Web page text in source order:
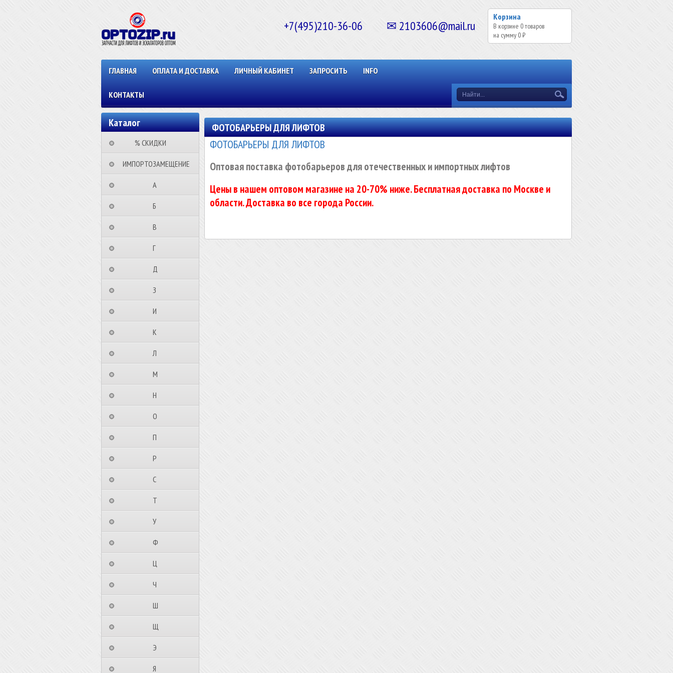
Корзина
В корзине 0товаров
на сумму 0 ₽
+7(495)210-36-06 ✉ 2103606@mail.ru
ГЛАВНАЯ ОПЛАТА И ДОСТАВКА ЛИЧНЫЙ КАБИНЕТ ЗАПРОСИТЬ INFO
КОНТАКТЫ
Каталог
⠀⠀⠀% СКИДКИ⠀⠀⠀⠀
⠀ИМПОРТОЗАМЕЩЕНИЕ
⠀⠀⠀⠀⠀⠀А⠀⠀⠀⠀⠀⠀⠀
⠀⠀⠀⠀⠀⠀Б⠀⠀⠀⠀⠀⠀⠀
⠀⠀⠀⠀⠀⠀В⠀⠀⠀⠀⠀⠀⠀
⠀⠀⠀⠀⠀⠀Г⠀⠀⠀⠀⠀⠀⠀
⠀⠀⠀⠀⠀⠀Д⠀⠀⠀⠀⠀⠀⠀
⠀⠀⠀⠀⠀⠀З⠀⠀⠀⠀⠀⠀⠀
⠀⠀⠀⠀⠀⠀И⠀⠀⠀⠀⠀⠀⠀
⠀⠀⠀⠀⠀⠀К⠀⠀⠀⠀⠀⠀⠀
⠀⠀⠀⠀⠀⠀Л⠀⠀⠀⠀⠀⠀⠀
⠀⠀⠀⠀⠀⠀М⠀⠀⠀⠀⠀⠀⠀
⠀⠀⠀⠀⠀⠀Н⠀⠀⠀⠀⠀⠀⠀
⠀⠀⠀⠀⠀⠀О⠀⠀⠀⠀⠀⠀⠀
⠀⠀⠀⠀⠀⠀П⠀⠀⠀⠀⠀⠀⠀
⠀⠀⠀⠀⠀⠀Р⠀⠀⠀⠀⠀⠀⠀
⠀⠀⠀⠀⠀⠀С⠀⠀⠀⠀⠀⠀⠀
⠀⠀⠀⠀⠀⠀Т⠀⠀⠀⠀⠀⠀⠀
⠀⠀⠀⠀⠀⠀У⠀⠀⠀⠀⠀⠀⠀
⠀⠀⠀⠀⠀⠀Ф⠀⠀⠀⠀⠀⠀⠀
⠀⠀⠀⠀⠀⠀Ц⠀⠀⠀⠀⠀⠀⠀
⠀⠀⠀⠀⠀⠀Ч⠀⠀⠀⠀⠀⠀⠀
⠀⠀⠀⠀⠀⠀Ш⠀⠀⠀⠀⠀⠀⠀
⠀⠀⠀⠀⠀⠀Щ⠀⠀⠀⠀⠀⠀⠀
⠀⠀⠀⠀⠀⠀Э⠀⠀⠀⠀⠀⠀⠀
⠀⠀⠀⠀⠀⠀Я⠀⠀⠀⠀⠀⠀⠀
ФОТОБАРЬЕРЫ ДЛЯ ЛИФТОВ
ФОТОБАРЬЕРЫ ДЛЯ ЛИФТОВ
Оптовая поставка фотобарьеров для отечественных и импортных лифтов
Цены в нашем оптовом магазине на 20-70% ниже. Бесплатная доставка по Москве и
области. Доставка во все города России.